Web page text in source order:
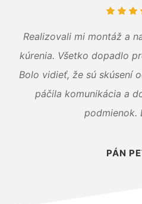
Realizovali mi montáž a
kúrenia. Všetko dopadlo
Bolo vidieť, že sú skúsení
páčila komunikácia a
podmienok.
PÁN